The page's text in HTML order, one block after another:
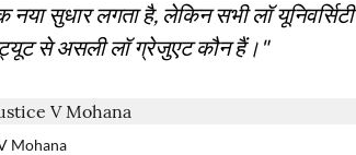
नया सुधार लगता है, लेकिन सभी लॉ यूनिवर्सिटी
से असली लॉ ग्रेजुएट कौन हैं।"
Mohana